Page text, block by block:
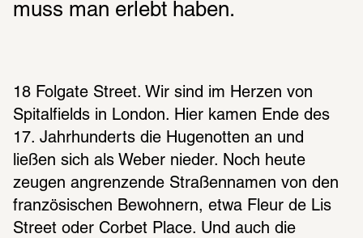
muss man erlebt haben.
18 Folgate Street. Wir sind im Herzen von
Spitalfields in London. Hier kamen Ende des
17. Jahrhunderts die Hugenotten an und
ließen sich als Weber nieder. Noch heute
zeugen angrenzende Straßennamen von den
französischen Bewohnern, etwa Fleur de Lis
Street oder Corbet Place. Und auch die